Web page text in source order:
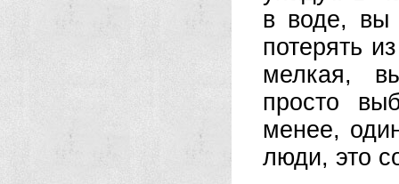
в воде, вы
потерять
мелкая,
просто
менее,
люди, это